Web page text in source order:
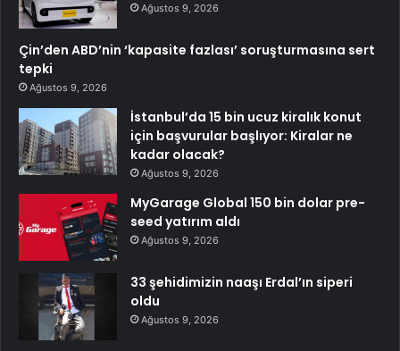
Ağustos 9, 2026
Çin’den ABD’nin ‘kapasite fazlası’ soruşturmasına sert
tepki
Ağustos 9, 2026
İstanbul’da 15 bin ucuz kiralık konut
için başvurular başlıyor: Kiralar ne
kadar olacak?
Ağustos 9, 2026
MyGarage Global 150 bin dolar pre-
seed yatırım aldı
Ağustos 9, 2026
33 şehidimizin naaşı Erdal’ın siperi
oldu
Ağustos 9, 2026